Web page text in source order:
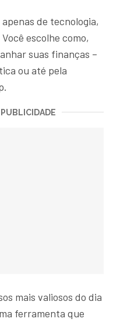
de tecnologia,
escolhe como,
suas finanças –
ou até pela
mais valiosos do dia
ferramenta que